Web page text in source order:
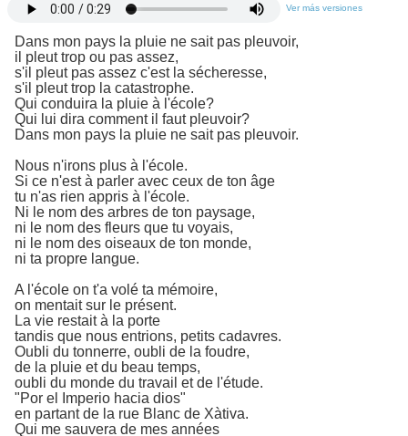
Ver más versiones
Dans mon pays la pluie ne sait pas pleuvoir,
il pleut trop ou pas assez,
s'il pleut pas assez c'est la sécheresse,
s'il pleut trop la catastrophe.
Qui conduira la pluie à l'école?
Qui lui dira comment il faut pleuvoir?
Dans mon pays la pluie ne sait pas pleuvoir.
Nous n'irons plus à l'école.
Si ce n'est à parler avec ceux de ton âge
tu n'as rien appris à l'école.
Ni le nom des arbres de ton paysage,
ni le nom des fleurs que tu voyais,
ni le nom des oiseaux de ton monde,
ni ta propre langue.
A l'école on t'a volé ta mémoire,
on mentait sur le présent.
La vie restait à la porte
tandis que nous entrions, petits cadavres.
Oubli du tonnerre, oubli de la foudre,
de la pluie et du beau temps,
oubli du monde du travail et de l'étude.
"Por el Imperio hacia dios"
en partant de la rue Blanc de Xàtiva.
Qui me sauvera de mes années